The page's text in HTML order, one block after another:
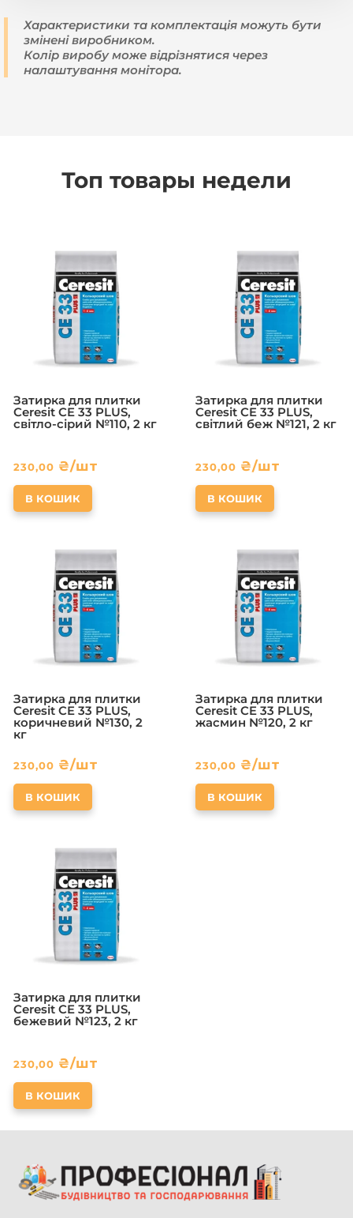
Характеристики та комплектація можуть бути
змінені виробником.
Колір виробу може відрізнятися через
налаштування монітора.
Топ товары недели
Затирка для плитки
Ceresit CE 33 PLUS,
світло-сірий №110, 2 кг
230,00 ₴/шт
В КОШИК
Затирка для плитки
Ceresit CE 33 PLUS,
світлий беж №121, 2 кг
230,00 ₴/шт
В КОШИК
Затирка для плитки
Ceresit CE 33 PLUS,
коричневий №130, 2
кг
230,00 ₴/шт
В КОШИК
Затирка для плитки
Ceresit CE 33 PLUS,
жасмин №120, 2 кг
230,00 ₴/шт
В КОШИК
Затирка для плитки
Ceresit CE 33 PLUS,
бежевий №123, 2 кг
230,00 ₴/шт
В КОШИК